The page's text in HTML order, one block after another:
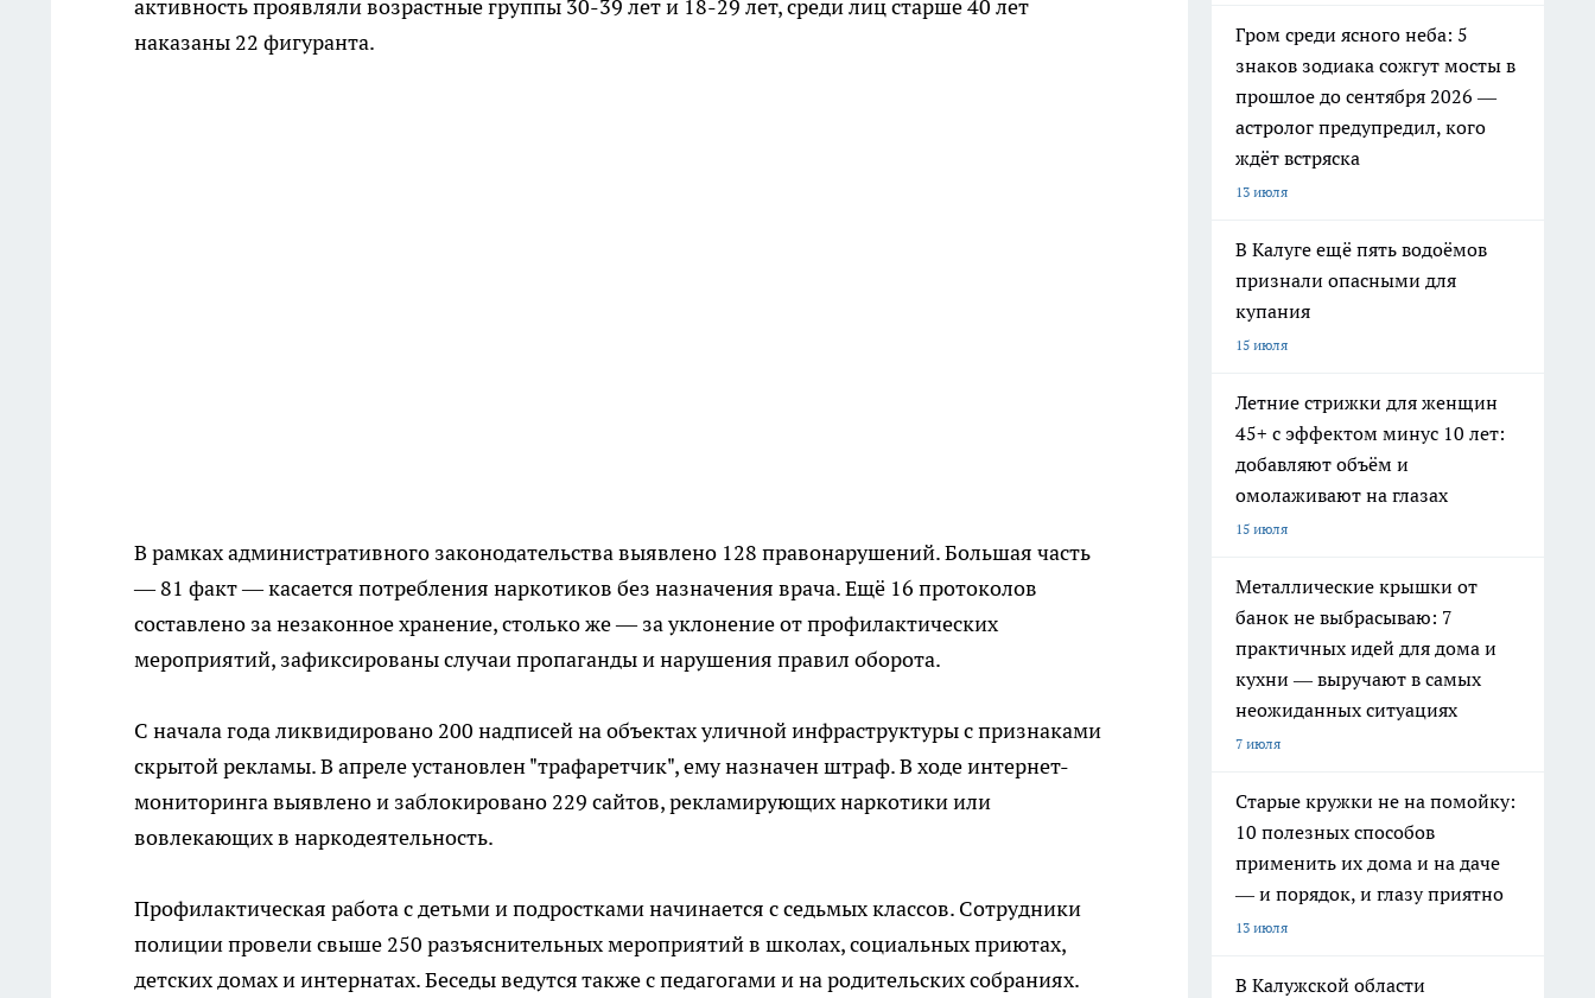
активность проявляли возрастные группы 30-39 лет и 18-29 лет, среди лиц старше 40 лет
наказаны 22 фигуранта.
В рамках административного законодательства выявлено 128 правонарушений. Большая часть
— 81 факт — касается потребления наркотиков без назначения врача. Ещё 16 протоколов
составлено за незаконное хранение, столько же — за уклонение от профилактических
мероприятий, зафиксированы случаи пропаганды и нарушения правил оборота.
С начала года ликвидировано 200 надписей на объектах уличной инфраструктуры с признаками
скрытой рекламы. В апреле установлен "трафаретчик", ему назначен штраф. В ходе интернет-
мониторинга выявлено и заблокировано 229 сайтов, рекламирующих наркотики или
вовлекающих в наркодеятельность.
Профилактическая работа с детьми и подростками начинается с седьмых классов. Сотрудники
полиции провели свыше 250 разъяснительных мероприятий в школах, социальных приютах,
детских домах и интернатах. Беседы ведутся также с педагогами и на родительских собраниях.
Гром среди ясного неба: 5
знаков зодиака сожгут мосты в
прошлое до сентября 2026 —
астролог предупредил, кого
ждёт встряска
13 июля
В Калуге ещё пять водоёмов
признали опасными для
купания
15 июля
Летние стрижки для женщин
45+ с эффектом минус 10 лет:
добавляют объём и
омолаживают на глазах
15 июля
Металлические крышки от
банок не выбрасываю: 7
практичных идей для дома и
кухни — выручают в самых
неожиданных ситуациях
7 июля
Старые кружки не на помойку:
10 полезных способов
применить их дома и на даче
— и порядок, и глазу приятно
13 июля
В Калужской области